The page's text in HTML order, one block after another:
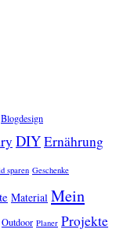
Blogdesign
DIYErnährung
sparen Geschenke
Material Mein
Outdoor Planer Projekte